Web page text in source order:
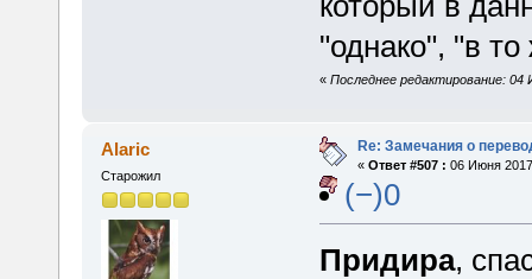
"однако", "в
« Последнее редактирование:
Alaric
Старожил
Re: Замечания о
« Ответ #507 : 06 Июня
(−)0
Придира,